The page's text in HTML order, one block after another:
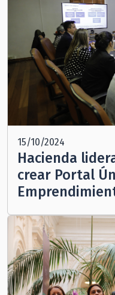
15/10/2024
Hacienda
crear Portal